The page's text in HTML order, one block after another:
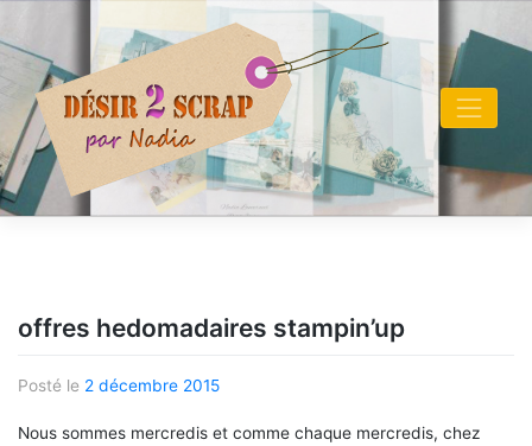
content
offres hedomadaires stampin’up
Posté le 2 décembre 2015
Nous sommes mercredis et comme chaque mercredis, chez